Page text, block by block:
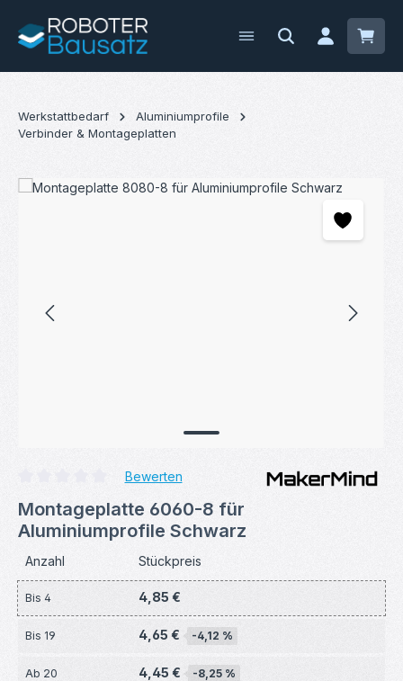
Zum Hauptinhalt springen
Werkstattbedarf
Aluminiumprofile
Verbinder & Montageplatten
Bildergalerie überspringen
Bewerten
Montageplatte 6060-8 für
Aluminiumprofile Schwarz
Anzahl Stückpreis
Bis 4 4,85 €
Bis 19 4,65 € -4,12 %
Ab 20 4,45 € -8,25 %